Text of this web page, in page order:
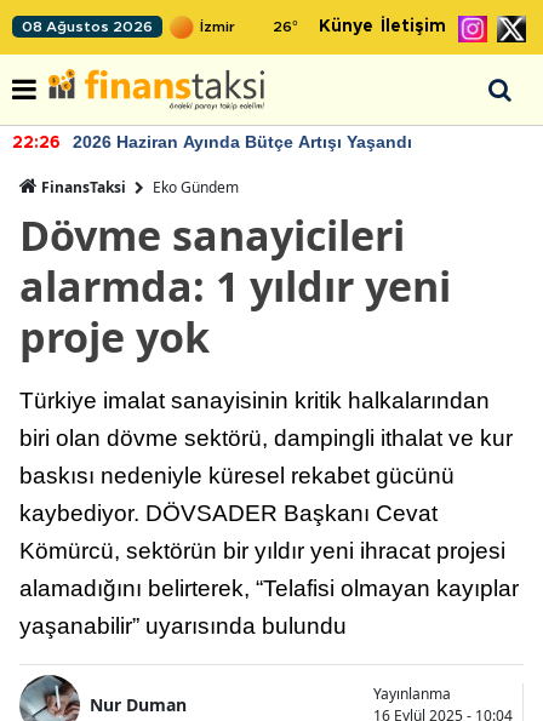
08 Ağustos 2026 26° Künye İletişim
22:26 2026 Haziran Ayında Bütçe Artışı Yaşandı
FinansTaksi Eko Gündem
Dövme sanayicileri
alarmda: 1 yıldır yeni
proje yok
Türkiye imalat sanayisinin kritik halkalarından
biri olan dövme sektörü, dampingli ithalat ve kur
baskısı nedeniyle küresel rekabet gücünü
kaybediyor. DÖVSADER Başkanı Cevat
Kömürcü, sektörün bir yıldır yeni ihracat projesi
alamadığını belirterek, “Telafisi olmayan kayıplar
yaşanabilir” uyarısında bulundu
Nur Duman
Yayınlanma
16 Eylül 2025 - 10:04